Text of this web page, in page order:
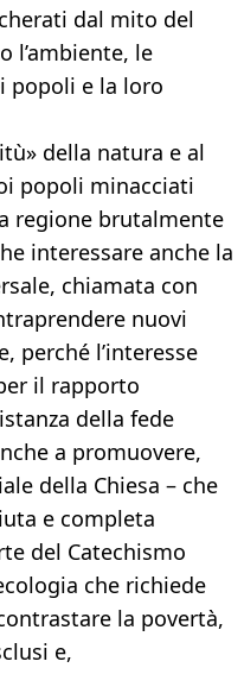
dal mito del
l’ambiente, le
popoli e la loro
della natura e al
popoli minacciati
regione brutalmente
interessare anche la
chiamata con
nuovi
perché l’interesse
il rapporto
della fede
a promuovere,
della Chiesa – che
e completa
del Catechismo
che richiede
la povertà,
e,